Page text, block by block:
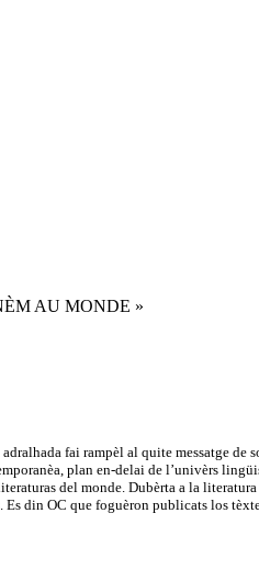
AU MONDE »
fai rampèl al quite messatge
plan en-delai de l’univèrs
del monde. Dubèrta a la
din OC que foguèron publicats los